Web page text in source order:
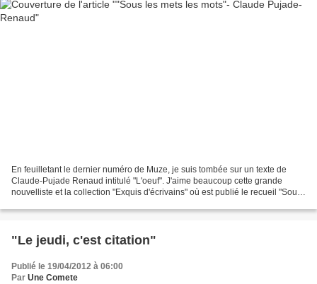
En feuilletant le dernier numéro de Muze, je suis tombée sur un texte de
Claude-Pujade Renaud intitulé "L'oeuf". J'aime beaucoup cette grande
nouvelliste et la collection "Exquis d'écrivains" où est publié le recueil "Sous
"Le jeudi, c'est citation"
Publié le 19/04/2012 à 06:00
Par Une Comete